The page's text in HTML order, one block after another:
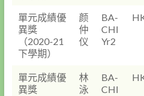
單元成績優
異獎
（2020-21
下學期）
颜
仲
仪
BA-
CHI
Yr2
單元成績優
異獎
林
泳
BA-
CHI